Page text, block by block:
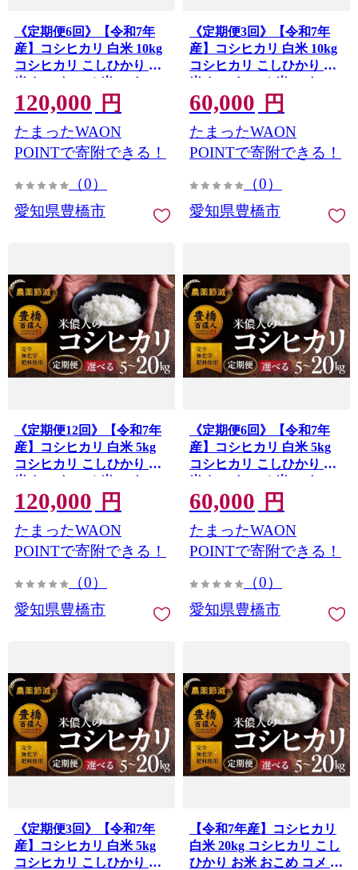
《定期便6回》【令和7年
産】コシヒカリ 白米 10kg
コシヒカリ こしひかり お
米 おこめ コメ 米 こめ
kome 10キロ ふるさと納税
米 令和7年 高評価 高レビ
ュー 産地直送 送料無料 愛
知県 豊橋市
120,000 円
たまったWAON
POINTで寄附できる！
（0）
愛知県豊橋市
《定期便3回》【令和7年
産】コシヒカリ 白米 10kg
コシヒカリ こしひかり お
米 おこめ コメ 米 こめ
kome 10キロ ふるさと納税
米 令和7年 高評価 高レビ
ュー 産地直送 送料無料 愛
知県 豊橋市
60,000 円
たまったWAON
POINTで寄附できる！
（0）
愛知県豊橋市
《定期便12回》【令和7年
産】コシヒカリ 白米 5kg
コシヒカリ こしひかり お
米 おこめ コメ 米 こめ
kome 5キロ ふるさと納税
米 令和7年 高評価 高レビ
ュー 産地直送 送料無料 愛
知県 豊橋市
120,000 円
たまったWAON
POINTで寄附できる！
（0）
愛知県豊橋市
《定期便6回》【令和7年
産】コシヒカリ 白米 5kg
コシヒカリ こしひかり お
米 おこめ コメ 米 こめ
kome 5キロ ふるさと納税
米 令和7年 高評価 高レビ
ュー 産地直送 送料無料 愛
知県 豊橋市
60,000 円
たまったWAON
POINTで寄附できる！
（0）
愛知県豊橋市
《定期便3回》【令和7年
産】コシヒカリ 白米 5kg
コシヒカリ こしひかり お
【令和7年産】コシヒカリ
白米 20kg コシヒカリ こし
ひかり お米 おこめ コメ 米